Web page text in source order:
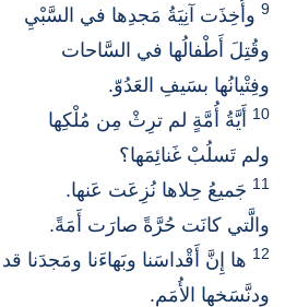
9 وأُخِذَت آنِيَةُ مَجدِها في السَّبْيِ
وقُتِلَ أَطْفالُها في السَّاحات
وفِتْيانُها بسَيفِ العَدُوّ.
10 أَيَّةُ أُمَّةٍ لم ترِثْ مِن مُلْكِها
ولم تَسلُبْ غَنائِمَها؟
11 جَميعُ حِلاها نُزِعَت عَنها.
والَّتي كانَت حُرَّةً صارَت أَمَةً.
12 ها إِنَّ أَقْداسَنا وبَهاءَنا ومَجدَنا
ودنَّسَخها الأُمَم.